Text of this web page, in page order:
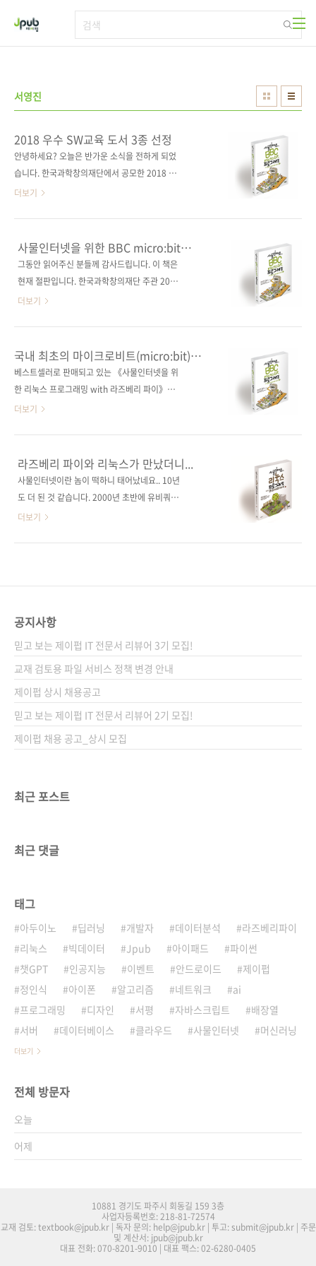
서영진
2018 우수 SW교육 도서 3종 선정
안녕하세요? 오늘은 반가운 소식을 전하게 되었
습니다. 한국과학창의재단에서 공모한 2018 우
수 SW교육 도서 공모전에서 제이펍의 도서 3종
트웨어(SW)교육 관련 도서를 대상으로 하였고,
최종 선정 50종 중 아래의 제이펍 도서 3종이 포
함되었습니다. 좋은 콘텐츠를 제공해 주신 세 분
리나라 소프트웨어 교육에 작은 도움이 되기를
바랍니다. 사물인터넷을 위한 BBC micro:bit
(송상수 저) 쿠카의 코딩 크래프트(최성권 저)
더보기
사물인터넷을 위한 BBC micro:bit
프로그래밍 with 자바스크립트 블록
에디터
그동안 읽어주신 분들께 감사드립니다. 이 책은
현재 절판입니다. 한국과학창의재단 주관 2018
우수 SW교육 도서 선정! 사물인터넷 코딩 교육
을 위한 하드웨어 개발까지! 출판사 제이펍 지은
이 서영진 출판일 2017년 9월 21일 페이지 432
쪽 판 형 46배판변형(188*245*19) 제 본 무선
85890-95-1 (93000) 키워드 마이크로비트 /
사물인터넷 / IoT / 코딩 / 자바스크립트 블록 에
micro:bit 공식 페이지 ■ 저자 운영 A/S 카페
관련 포스트 ■ 2017/09/18..
더보기
국내 최초의 마이크로비트(micro:bit)
서적!
베스트셀러로 판매되고 있는 《사물인터넷을 위
한 리눅스 프로그래밍 with 라즈베리 파이》의
저자 서영진 님이 이번에는 BBC micro:bit로
이 좀 늦어졌네요. ㅠㅠ 책은 이달 21일(목)에 출
간될 예정입니다. 마이크로비트의 개발환경이
터치 디벨로프 기반에서 블록 에디터 기반으로
고, 그래서 애초 계획보다 좀 늦어지게 되었습니
다만 최신 환경을 다룰 수 있게 되어 다행으로 여
더보기
라즈베리 파이와 리눅스가 만났더니...
사물인터넷이란 놈이 떡하니 태어났네요.. 10년
도 더 된 것 같습니다. 2000년 초반에 유비쿼터
스(Ubiquitous)란 말이 유행병처럼 번진 적이
는 생각이 듭니다. 오늘 소개해드릴 책은 사물인
고 있는 리눅스 프로그래밍 서적입니다. 리눅스
를 소개하고 다루는 책은 지금도 차고 넘칩니다
만, 사물인터넷의 개념을 오픈 하드웨어인 라즈
베리 파이와 접목하여 리눅스(정확히는 임베디
드 리눅스) 프로그래밍을 쉽고, 재미있게 배울 수
있다는..
더보기
공지사항
믿고 보는 제이펍 IT 전문서 리뷰어 3기 모집!
교재 검토용 파일 서비스 정책 변경 안내
제이펍 상시 채용공고
믿고 보는 제이펍 IT 전문서 리뷰어 2기 모집!
제이펍 채용 공고_상시 모집
최근 포스트
최근 댓글
태그
아두이노 딥러닝 개발자 데이터분석
라즈베리파이
리눅스
빅데이터 Jpub 아이패드
파이썬
챗GPT
인공지능 이벤트 안드로이드
제이펍
정인식
아이폰 알고리즘 네트워크
ai
프로그래밍
디자인 서평 자바스크립트
배장열
서버
데이터베이스 클라우드 사물인터넷 머신러닝
더보기
전체 방문자
오늘
어제
10881 경기도 파주시 회동길 159 3층
사업자등록번호: 218-81-72574
교재 검토: textbook@jpub.kr | 독자 문의: help@jpub.kr | 투고: submit@jpub.kr | 주문
및 계산서: jpub@jpub.kr
대표 전화: 070-8201-9010 | 대표 팩스: 02-6280-0405